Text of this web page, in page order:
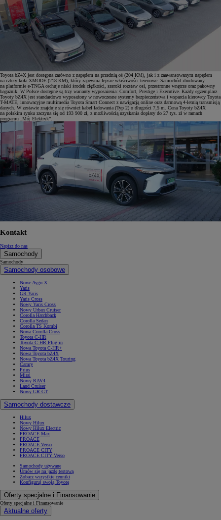
Toyota bZ4X jest dostępna zarówno z napędem na przednią oś (204 KM), jak i z zaawansowanym napędem
na cztery koła XMODE (218 KM), który zapewnia lepsze właściwości terenowe. Samochód zbudowany
na platformie e-TNGA cechuje niski środek ciężkości, szeroki rozstaw osi, przestronne wnętrze oraz pakowny
bagażnik. W Polsce dostępne są trzy warianty wyposażenia: Comfort, Prestige i Executive. Każdy egzemplarz
Toyoty bZ4X jest standardowo wyposażony w nowoczesne systemy bezpieczeństwa i wsparcia kierowcy Toyota
T-MATE, innowacyjne multimedia Toyota Smart Connect z nawigacją online oraz darmową 4-letnią transmisją
danych. W zestawie znajduje się również kabel ładowania (Typ 2) o długości 7,5 m. Cena Toyoty bZ4X
na polskim rynku zaczyna się od 193 900 zł, z możliwością uzyskania dopłaty do 27 tys. zł w ramach
programu „Mój Elektryk”.
Kontakt
Napisz do nas
Samochody
Samochody
Samochody osobowe
Nowe Aygo X
Yaris
GR Yaris
Yaris Cross
Nowy Yaris Cross
Nowy Urban Cruiser
Corolla Hatchback
Corolla Sedan
Corolla TS Kombi
Nowa Corolla Cross
Toyota C-HR
Toyota C-HR Plug-in
Nowa Toyota C-HR+
Nowa Toyota bZ4X
Nowa Toyota bZ4X Touring
Camry
Prius
Mirai
Nowy RAV4
Land Cruiser
Nowy GR GT
Samochody dostawcze
Hilux
Nowy Hilux
Nowy Hilux Electric
PROACE Max
PROACE
PROACE Verso
PROACE CITY
PROACE CITY Verso
Samochody używane
Umów się na jazdę testową
Zobacz wszystkie cenniki
Konfiguruj swoją Toyotę
Oferty specjalne i Finansowanie
Oferty specjalne i Finansowanie
Aktualne oferty